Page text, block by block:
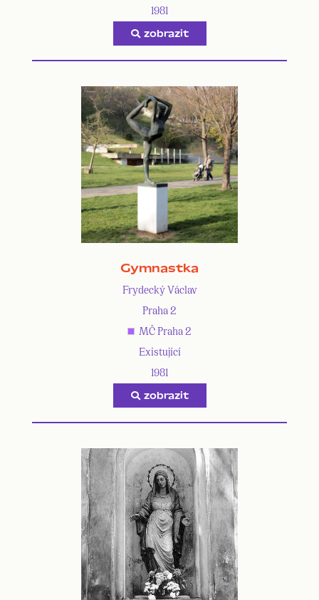
1981
zobrazit
Gymnastka
Frydecký Václav
Praha 2
MČ Praha 2
Existující
1981
zobrazit